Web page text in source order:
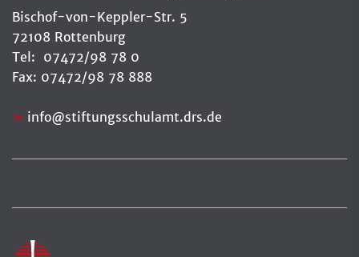
Bischof-von-Keppler-Str. 5
72108 Rottenburg
Tel: 07472/98 78 0
Fax: 07472/98 78 888
info@stiftungsschulamt.drs.de